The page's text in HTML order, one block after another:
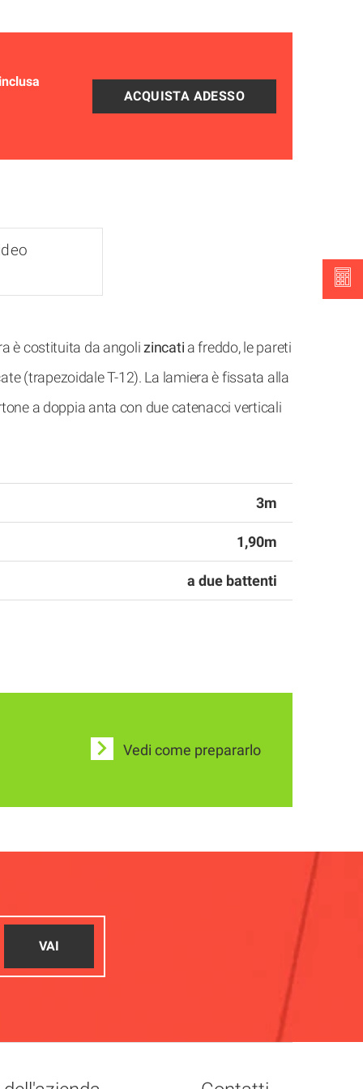
è costituita da angolizincati a freddo, le pareti
(trapezoidale T-12). La lamiera è fissata alla
a doppia anta con due catenacci verticali
3m
1,90m
a due battenti
Vedi come prepararlo
VAI